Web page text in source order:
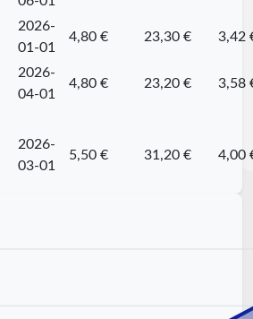
2026-
01-01
4,80 € 23,30 € 3,42
2026-
04-01
4,80 € 23,20 € 3,58
2026-
03-01
5,50 € 31,20 € 4,00